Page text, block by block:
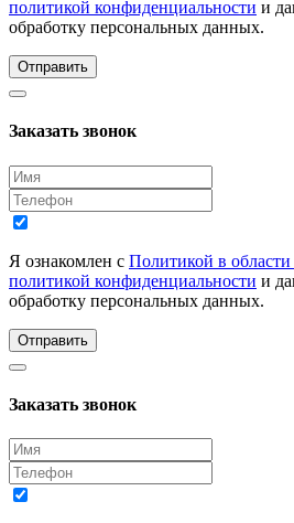
политикой конфиденциальности и
обработку персональных данных.
Отправить
Заказать звонок
Я ознакомлен с Политикой в
политикой конфиденциальности и
обработку персональных данных.
Отправить
Заказать звонок